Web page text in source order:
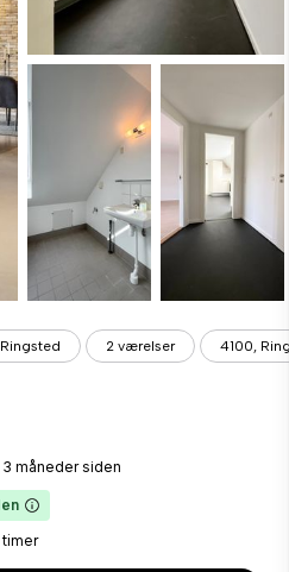
Ringsted 2 værelser 4100,
3 måneder siden